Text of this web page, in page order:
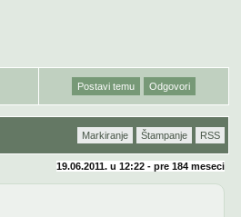
Postavi temu Odgovori
Markiranje Štampanje RSS
19.06.2011. u 12:22 - pre 184 meseci